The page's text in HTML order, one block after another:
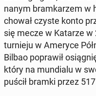
na­nym bram­ka­rzem
cho­wał czyste konto
się mecze w Katarze
tur­nie­ju w Ameryce
Bilbao po­pra­wił
który na mun­dia­lu w
puścił bramki przez